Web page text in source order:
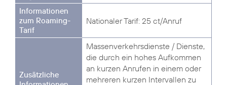
Nationaler Tarif: 25 ct/Anruf
Massenverkehrsdienste / Dienste,
die durch ein hohes Aufkommen
an kurzen Anrufen in einem oder
mehreren kurzen Intervallen zu